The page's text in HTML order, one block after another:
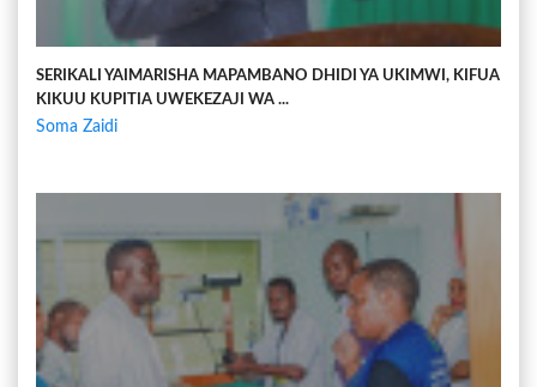
SERIKALI YAIMARISHA MAPAMBANO DHIDI YA UKIMWI, KIFUA
KIKUU KUPITIA UWEKEZAJI WA ...
Soma Zaidi